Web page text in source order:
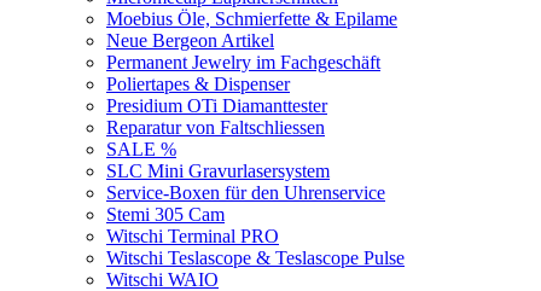
Moebius Öle, Schmierfette & Epilame
Neue Bergeon Artikel
Permanent Jewelry im Fachgeschäft
Poliertapes & Dispenser
Presidium OTi Diamanttester
Reparatur von Faltschliessen
SALE %
SLC Mini Gravurlasersystem
Service-Boxen für den Uhrenservice
Stemi 305 Cam
Witschi Terminal PRO
Witschi Teslascope & Teslascope Pulse
Witschi WAIO